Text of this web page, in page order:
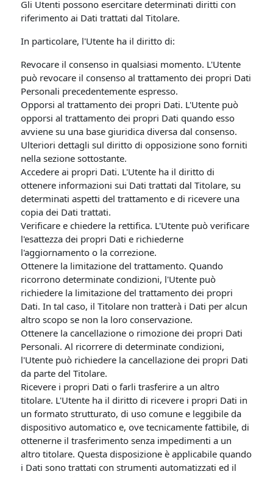
Gli Utenti possono esercitare determinati diritti con
riferimento ai Dati trattati dal Titolare.
In particolare, l'Utente ha il diritto di:
Revocare il consenso in qualsiasi momento. L'Utente
può revocare il consenso al trattamento dei propri Dati
Personali precedentemente espresso.
Opporsi al trattamento dei propri Dati. L'Utente può
opporsi al trattamento dei propri Dati quando esso
avviene su una base giuridica diversa dal consenso.
Ulteriori dettagli sul diritto di opposizione sono forniti
nella sezione sottostante.
Accedere ai propri Dati. L'Utente ha il diritto di
ottenere informazioni sui Dati trattati dal Titolare, su
determinati aspetti del trattamento e di ricevere una
copia dei Dati trattati.
Verificare e chiedere la rettifica. L'Utente può verificare
l'esattezza dei propri Dati e richiederne
l'aggiornamento o la correzione.
Ottenere la limitazione del trattamento. Quando
ricorrono determinate condizioni, l'Utente può
richiedere la limitazione del trattamento dei propri
Dati. In tal caso, il Titolare non tratterà i Dati per alcun
altro scopo se non la loro conservazione.
Ottenere la cancellazione o rimozione dei propri Dati
Personali. Al ricorrere di determinate condizioni,
l'Utente può richiedere la cancellazione dei propri Dati
da parte del Titolare.
Ricevere i propri Dati o farli trasferire a un altro
titolare. L'Utente ha il diritto di ricevere i propri Dati in
un formato strutturato, di uso comune e leggibile da
dispositivo automatico e, ove tecnicamente fattibile, di
ottenerne il trasferimento senza impedimenti a un
altro titolare. Questa disposizione è applicabile quando
i Dati sono trattati con strumenti automatizzati ed il